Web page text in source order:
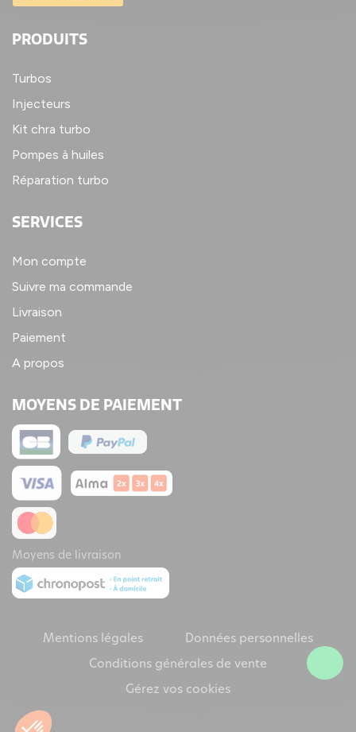
PRODUITS
Turbos
Injecteurs
Kit chra turbo
Pompes à huiles
Réparation turbo
SERVICES
Mon compte
Suivre ma commande
Livraison
Paiement
A propos
MOYENS DE PAIEMENT
Moyens de livraison
Mentions légales Données personnelles
Conditions générales de vente
Gérez vos cookies